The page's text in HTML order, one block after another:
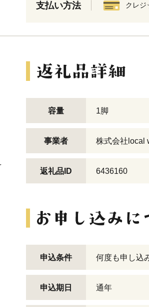
支払い方法 クレジ
容量 1脚
事業者 株式会社local
返礼品ID 6436160
申込条件 何度も申し込
申込期日 通年